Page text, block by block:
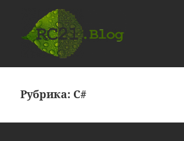
Рубрика: C#